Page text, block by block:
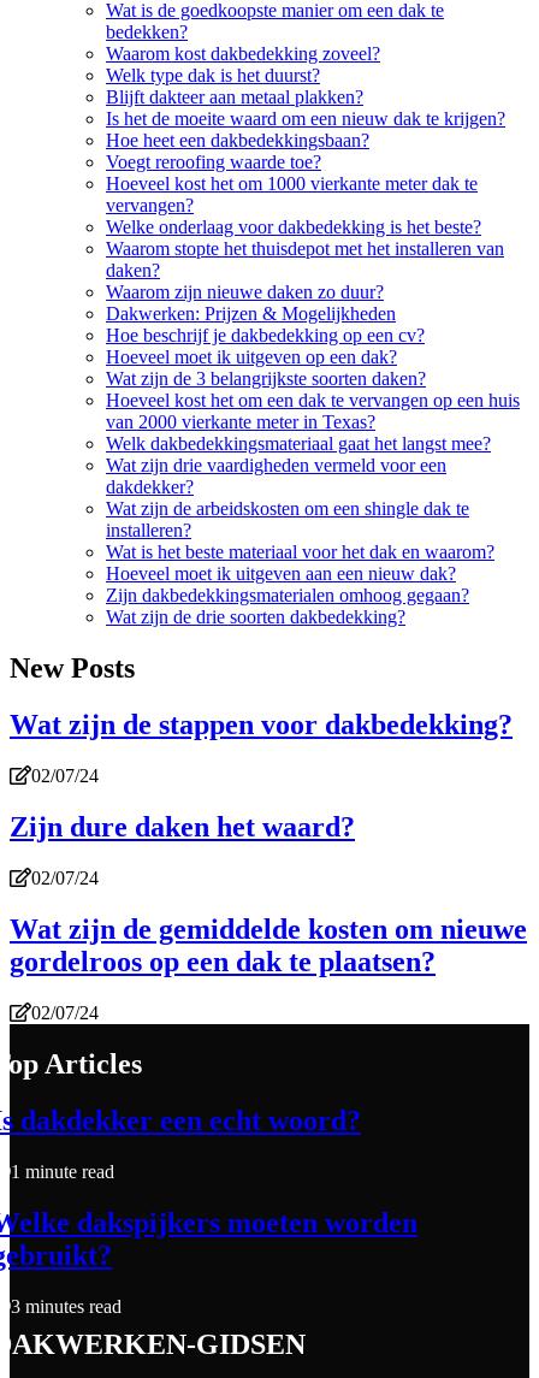
Wat is de goedkoopste manier om een dak te
bedekken?
Waarom kost dakbedekking zoveel?
Welk type dak is het duurst?
Blijft dakteer aan metaal plakken?
Is het de moeite waard om een nieuw dak te krijgen?
Hoe heet een dakbedekkingsbaan?
Voegt reroofing waarde toe?
Hoeveel kost het om 1000 vierkante meter dak te
vervangen?
Welke onderlaag voor dakbedekking is het beste?
Waarom stopte het thuisdepot met het installeren van
daken?
Waarom zijn nieuwe daken zo duur?
Dakwerken: Prijzen & Mogelijkheden
Hoe beschrijf je dakbedekking op een cv?
Hoeveel moet ik uitgeven op een dak?
Wat zijn de 3 belangrijkste soorten daken?
Hoeveel kost het om een dak te vervangen op een huis
van 2000 vierkante meter in Texas?
Welk dakbedekkingsmateriaal gaat het langst mee?
Wat zijn drie vaardigheden vermeld voor een
dakdekker?
Wat zijn de arbeidskosten om een shingle dak te
installeren?
Wat is het beste materiaal voor het dak en waarom?
Hoeveel moet ik uitgeven aan een nieuw dak?
Zijn dakbedekkingsmaterialen omhoog gegaan?
Wat zijn de drie soorten dakbedekking?
New Posts
Wat zijn de stappen voor dakbedekking?
02/07/24
Zijn dure daken het waard?
02/07/24
Wat zijn de gemiddelde kosten om nieuwe
gordelroos op een dak te plaatsen?
02/07/24
Articles
dakdekker een echt woord?
1 minute read
dakspijkers moeten worden
3 minutes read
gidsen